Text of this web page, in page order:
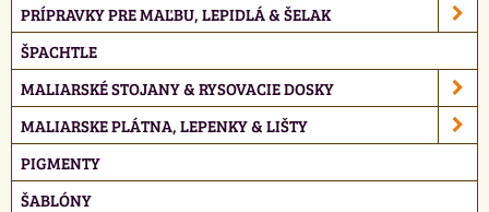
PRÍPRAVKY PRE MAĽBU, LEPIDLÁ & ŠELAK
ŠPACHTLE
MALIARSKÉ STOJANY & RYSOVACIE DOSKY
MALIARSKE PLÁTNA, LEPENKY & LIŠTY
PIGMENTY
ŠABLÓNY